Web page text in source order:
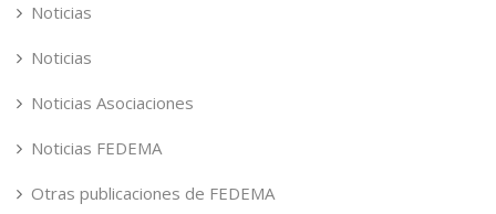
Noticias
Noticias
Noticias Asociaciones
Noticias FEDEMA
Otras publicaciones de FEDEMA